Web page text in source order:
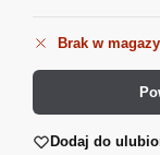
Brak w
Dodaj do